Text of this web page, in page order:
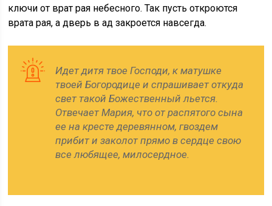
ключи от врат рая небесного. Так пусть откроются
врата рая, а дверь в ад закроется навсегда.
Идет дитя твое Господи, к матушке
твоей Богородице и спрашивает откуда
свет такой Божественный льется.
Отвечает Мария, что от распятого сына
ее на кресте деревянном, гвоздем
прибит и заколот прямо в сердце свою
все любящее, милосердное.